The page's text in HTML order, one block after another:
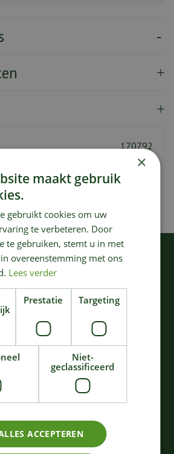
170792
5420000746800
EENS NAAR:
D32
CONTOUR SNIJPLANK
SURFACE M 40x20 H2,3
€ 74,
×
maakt gebruik
gebruikt cookies om uw
te verbeteren. Door
te gebruiken, stemt u in met
overeenstemming met ons
Lees verder
Prestatie Targeting
Niet-
geclassificeerd
ACCEPTEREN